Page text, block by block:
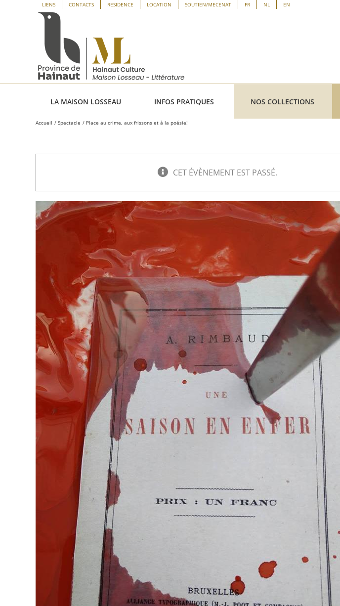
Panneau de gestion des cookies
LIENS CONTACTS RESIDENCE LOCATION SOUTIEN/MECENAT FR NL EN
LA MAISON LOSSEAU INFOS PRATIQUES NOS COLLECTIONS
Accueil Spectacle Place au crime, aux frissons et à la poésie!
CET ÉVÈNEMENT EST PASSÉ.